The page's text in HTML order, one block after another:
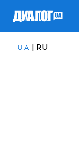
UA | RU